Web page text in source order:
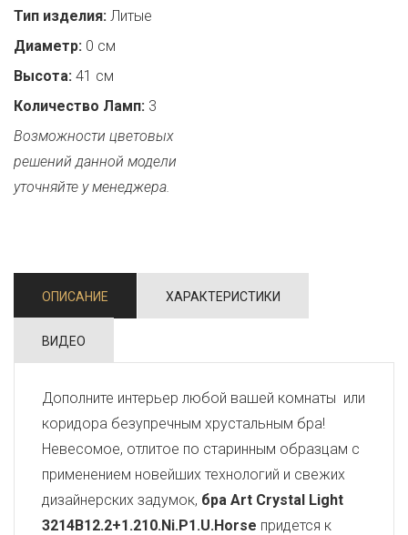
Тип изделия: Литые
Диаметр: 0 см
Высота: 41 см
Количество Ламп: 3
Возможности цветовых
решений данной модели
уточняйте у менеджера.
ОПИСАНИЕ ХАРАКТЕРИСТИКИ
ВИДЕО
Дополните интерьер любой вашей комнаты или
коридора безупречным хрустальным бра!
Невесомое, отлитое по старинным образцам с
применением новейших технологий и свежих
дизайнерских задумок, бра Art Crystal Light
3214B12.2+1.210.Ni.P1.U.Horse придется к